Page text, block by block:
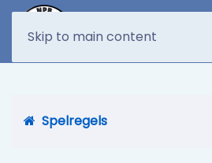
Skip to main content
Spelregels